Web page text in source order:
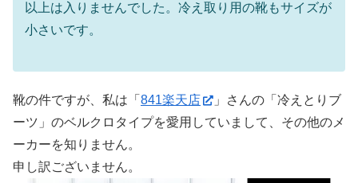
以上は入りませんでした。冷え取り用の靴もサイズが
小さいです。
靴の件ですが、私は「 841楽天店
」さんの「冷えとりブ
ーツ」のベルクロタイプを愛用していまして、その他のメ
ーカーを知りません。
申し訳ございません。